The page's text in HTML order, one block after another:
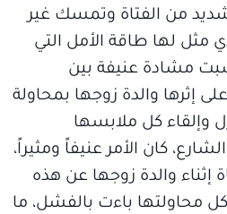
من الفتاة وتمسك غير
مثل لها طاقة الأمل التي
مشادة عنيفة بين
إثرها والدة زوجها بمحاولة
وإلقاء كل ملابسها
كان الأمر عنيفاً ومثيراً،
إثناء والدة زوجها عن هذه
محاولتها باءت بالفشل، ما